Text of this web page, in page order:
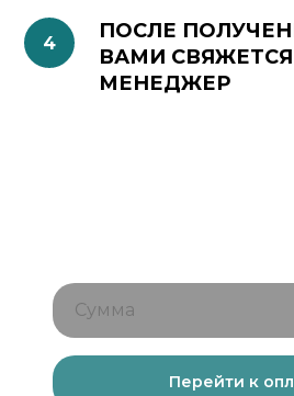
ПОСЛЕ
ВАМИ
МЕНЕДЖЕР
Перейти к